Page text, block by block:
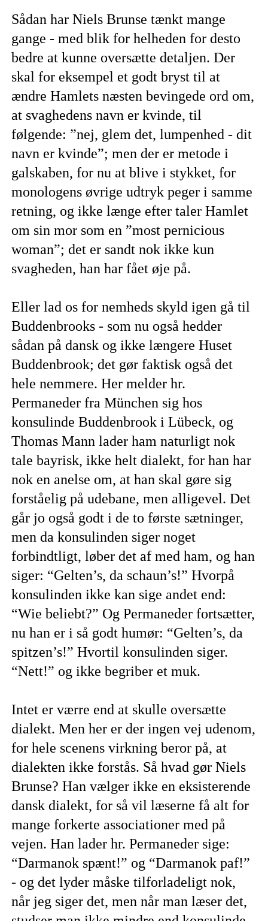
Sådan har Niels Brunse tænkt mange
gange - med blik for helheden for desto
bedre at kunne oversætte detaljen. Der
skal for eksempel et godt bryst til at
ændre Hamlets næsten bevingede ord om,
at svaghedens navn er kvinde, til
følgende: ”nej, glem det, lumpenhed - dit
navn er kvinde”; men der er metode i
galskaben, for nu at blive i stykket, for
monologens øvrige udtryk peger i samme
retning, og ikke længe efter taler Hamlet
om sin mor som en ”most pernicious
woman”; det er sandt nok ikke kun
svagheden, han har fået øje på.
Eller lad os for nemheds skyld igen gå til
Buddenbrooks - som nu også hedder
sådan på dansk og ikke længere Huset
Buddenbrook; det gør faktisk også det
hele nemmere. Her melder hr.
Permaneder fra München sig hos
konsulinde Buddenbrook i Lübeck, og
Thomas Mann lader ham naturligt nok
tale bayrisk, ikke helt dialekt, for han har
nok en anelse om, at han skal gøre sig
forståelig på udebane, men alligevel. Det
går jo også godt i de to første sætninger,
men da konsulinden siger noget
forbindtligt, løber det af med ham, og han
siger: “Gelten’s, da schaun’s!” Hvorpå
konsulinden ikke kan sige andet end:
“Wie beliebt?” Og Permaneder fortsætter,
nu han er i så godt humør: “Gelten’s, da
spitzen’s!” Hvortil konsulinden siger.
“Nett!” og ikke begriber et muk.
Intet er værre end at skulle oversætte
dialekt. Men her er der ingen vej udenom,
for hele scenens virkning beror på, at
dialekten ikke forstås. Så hvad gør Niels
Brunse? Han vælger ikke en eksisterende
dansk dialekt, for så vil læserne få alt for
mange forkerte associationer med på
vejen. Han lader hr. Permaneder sige:
“Darmanok spænt!” og “Darmanok paf!”
- og det lyder måske tilforladeligt nok,
når jeg siger det, men når man læser det,